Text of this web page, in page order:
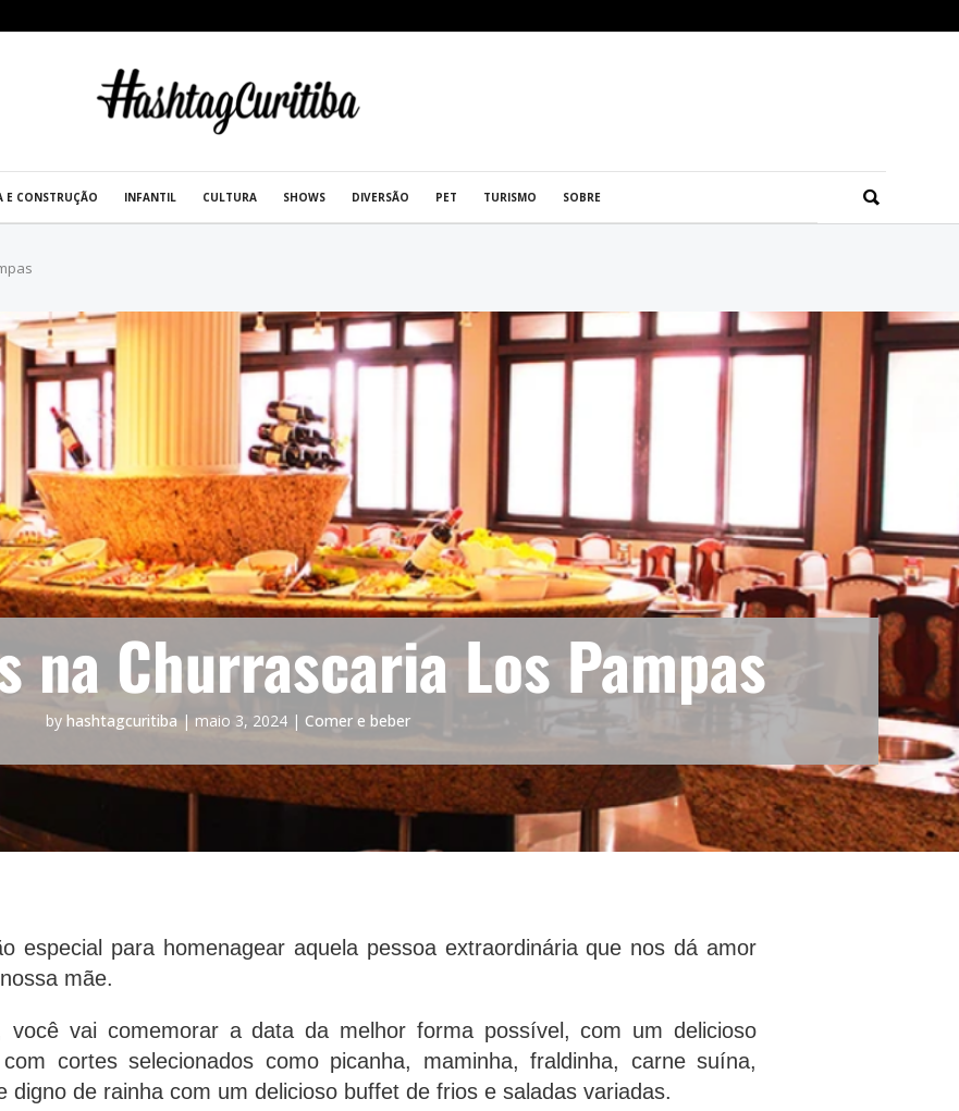
E CONSTRUÇÃO INFANTIL CULTURA SHOWS DIVERSÃO PET TURISMO SOBRE
na Churrascaria Los Pampas
by hashtagcuritiba| maio 3, 2024| Comer e beber
especial para homenagear aquela pessoa extraordinária que nos dá amor
mãe.
você vai comemorar a data da melhor forma possível, com um delicioso
cortes selecionados como picanha, maminha, fraldinha, carne suína,
digno de rainha com um delicioso buffet de frios e saladas variadas.